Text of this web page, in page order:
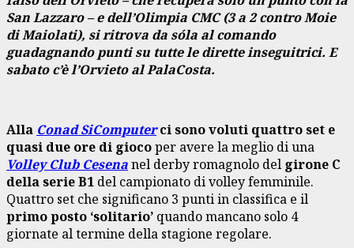
San Lazzaro – e dell’Olimpia CMC (3 a 2 contro Moie
di Maiolati), si ritrova da sóla al comando
guadagnando punti su tutte le dirette inseguitrici. E
sabato c’è l’Orvieto al PalaCosta.
Alla Conad SiComputerci sono voluti quattro set e
quasi due ore di giocoper avere la meglio di una
Volley Club Cesenanel derby romagnolo del girone C
della serie B1 del campionato di volley femminile.
Quattro set che significano 3 punti in classifica e il
primo posto ‘solitario’ quando mancano solo 4
giornate al termine della stagione regolare.